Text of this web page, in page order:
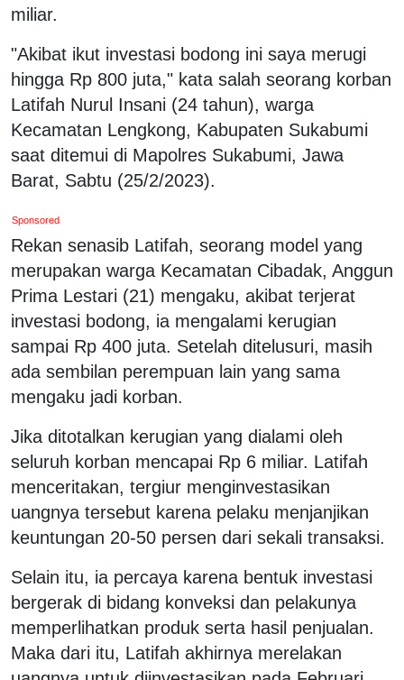
miliar.
"Akibat ikut investasi bodong ini saya merugi
hingga Rp 800 juta," kata salah seorang korban
Latifah Nurul Insani (24 tahun), warga
Kecamatan Lengkong, Kabupaten Sukabumi
saat ditemui di Mapolres Sukabumi, Jawa
Barat, Sabtu (25/2/2023).
Sponsored
Rekan senasib Latifah, seorang model yang
merupakan warga Kecamatan Cibadak, Anggun
Prima Lestari (21) mengaku, akibat terjerat
investasi bodong, ia mengalami kerugian
sampai Rp 400 juta. Setelah ditelusuri, masih
ada sembilan perempuan lain yang sama
mengaku jadi korban.
Jika ditotalkan kerugian yang dialami oleh
seluruh korban mencapai Rp 6 miliar. Latifah
menceritakan, tergiur menginvestasikan
uangnya tersebut karena pelaku menjanjikan
keuntungan 20-50 persen dari sekali transaksi.
Selain itu, ia percaya karena bentuk investasi
bergerak di bidang konveksi dan pelakunya
memperlihatkan produk serta hasil penjualan.
Maka dari itu, Latifah akhirnya merelakan